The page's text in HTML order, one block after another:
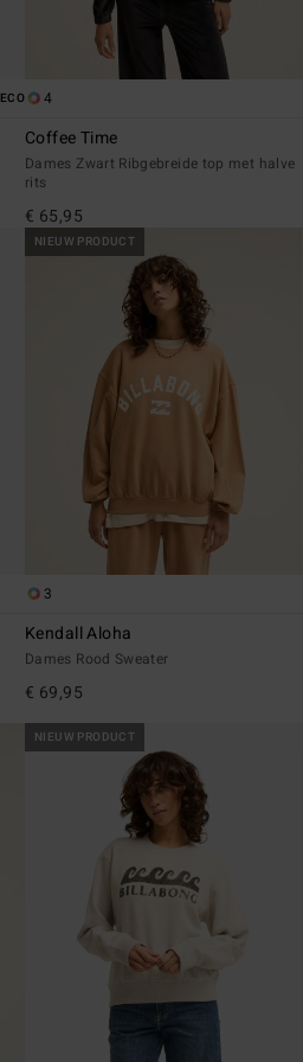
ECO 4
Coffee Time
Dames Zwart Ribgebreide top met halve
rits
€ 65,95
NIEUW PRODUCT
3
Kendall Aloha
Dames Rood Sweater
€ 69,95
NIEUW PRODUCT